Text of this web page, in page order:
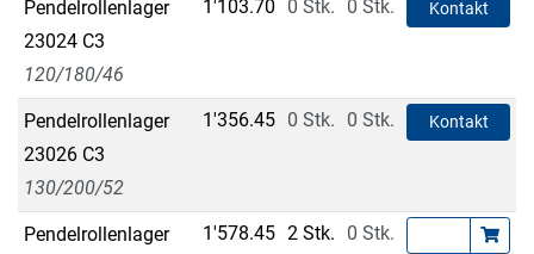
Pendelrollenlager
23024 C3
120/180/46
1'103.70 0 Stk. 0 Stk. Kontakt
Pendelrollenlager
23026 C3
130/200/52
1'356.45 0 Stk. 0 Stk. Kontakt
Pendelrollenlager
1'578.45 2 Stk. 0 Stk.